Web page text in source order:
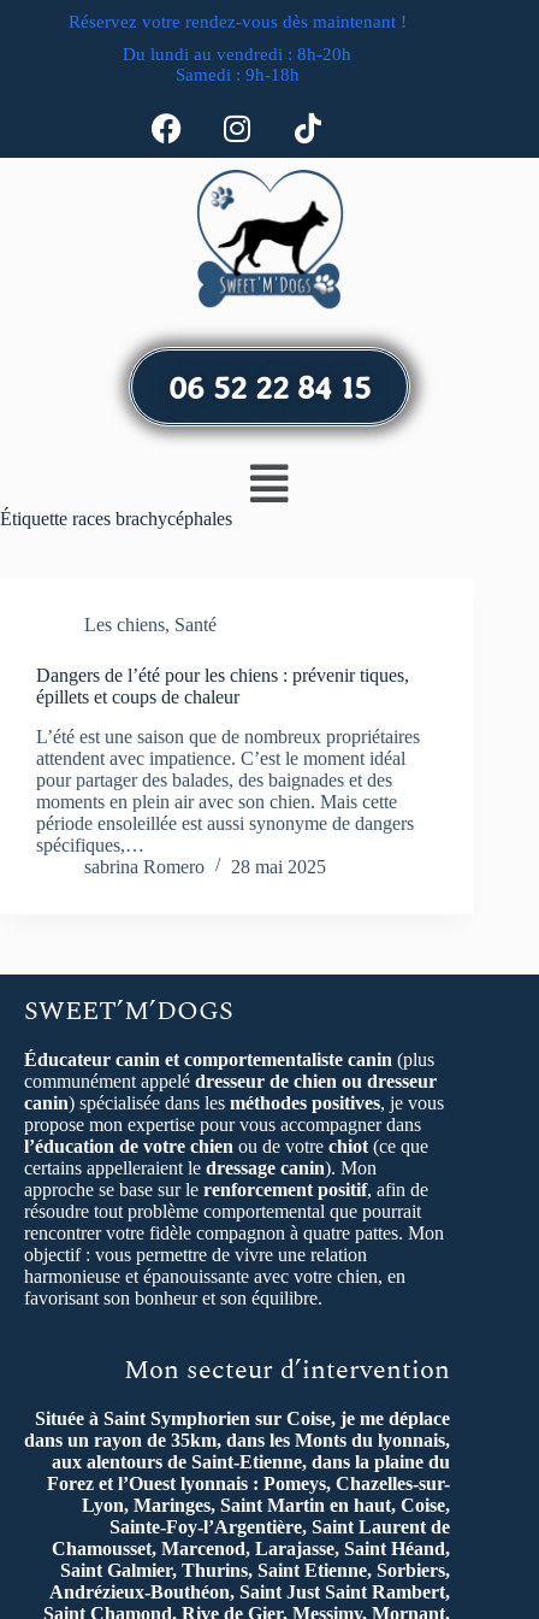
Réservez votre rendez-vous dès maintenant !
Du lundi au vendredi : 8h-20h
Samedi : 9h-18h
06 52 22 84 15
Étiquette races brachycéphales
Les chiens, Santé
Dangers de l’été pour les chiens : prévenir tiques,
épillets et coups de chaleur
L’été est une saison que de nombreux propriétaires
attendent avec impatience. C’est le moment idéal
pour partager des balades, des baignades et des
moments en plein air avec son chien. Mais cette
période ensoleillée est aussi synonyme de dangers
spécifiques,…
sabrina Romero
28 mai 2025
SWEET’M’DOGS
Éducateur canin et comportementaliste canin (plus
communément appelé dresseur de chien ou dresseur
canin) spécialisée dans les méthodes positives, je vous
propose mon expertise pour vous accompagner dans
l’éducation de votre chien ou de votre chiot (ce que
certains appelleraient le dressage canin). Mon
approche se base sur le renforcement positif, afin de
résoudre tout problème comportemental que pourrait
rencontrer votre fidèle compagnon à quatre pattes. Mon
objectif : vous permettre de vivre une relation
harmonieuse et épanouissante avec votre chien, en
favorisant son bonheur et son équilibre.
Mon secteur d’intervention
Située à Saint Symphorien sur Coise, je me déplace
dans un rayon de 35km, dans les Monts du lyonnais,
aux alentours de Saint-Etienne, dans la plaine du
Forez et l’Ouest lyonnais : Pomeys, Chazelles-sur-
Lyon, Maringes, Saint Martin en haut, Coise,
Sainte-Foy-l’Argentière, Saint Laurent de
Chamousset, Marcenod, Larajasse, Saint Héand,
Saint Galmier, Thurins, Saint Etienne, Sorbiers,
Andrézieux-Bouthéon, Saint Just Saint Rambert,
Saint Chamond, Rive de Gier, Messimy, Mornant,